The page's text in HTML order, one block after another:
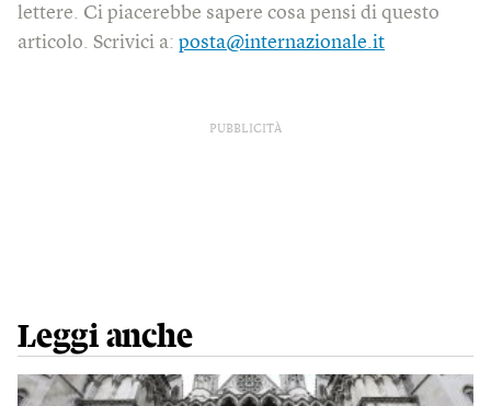
lettere. Ci piacerebbe sapere cosa pensi di questo
articolo. Scrivici a: posta@internazionale.it
PUBBLICITÀ
Leggi anche